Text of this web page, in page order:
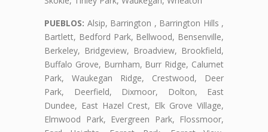
PUEBLOS: Alsip, Barrington , Barrington Hills ,
Bartlett, Bedford Park, Bellwood, Bensenville,
Berkeley, Bridgeview, Broadview, Brookfield,
Buffalo Grove, Burnham, Burr Ridge, Calumet
Park, Waukegan Ridge, Crestwood, Deer
Park, Deerfield, Dixmoor, Dolton, East
Dundee, East Hazel Crest, Elk Grove Village,
Elmwood Park, Evergreen Park, Flossmoor,